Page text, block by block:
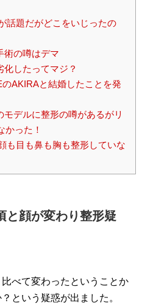
話題だがどこをいじったの
術の噂はデマ
化したってマジ？
AKIRAと結婚したことを発
デルに整形の噂があるがリ
かった！
も目も鼻も胸も整形していな
と顔が変わり整形疑
べて変わったということか
という疑惑が出ました。